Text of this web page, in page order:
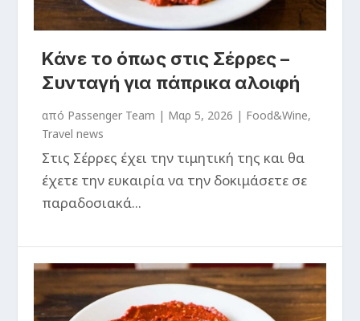
Κάνε το όπως στις Σέρρες –
Συνταγή για πάπρικα αλοιφή
από Passenger Team | Μαρ 5, 2026 | Food&Wine,
Travel news
Στις Σέρρες έχει την τιμητική της και θα
έχετε την ευκαιρία να την δοκιμάσετε σε
παραδοσιακά...